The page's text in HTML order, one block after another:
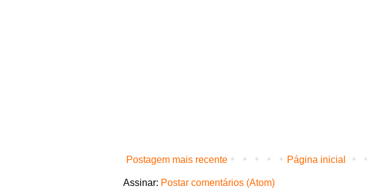
Postagem mais recente Página inicial
Assinar: Postar comentários (Atom)